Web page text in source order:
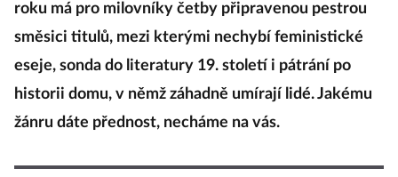
roku má pro milovníky četby připravenou pestrou
směsici titulů, mezi kterými nechybí feministické
eseje, sonda do literatury 19. století i pátrání po
historii domu, v němž záhadně umírají lidé. Jakému
žánru dáte přednost, necháme na vás.